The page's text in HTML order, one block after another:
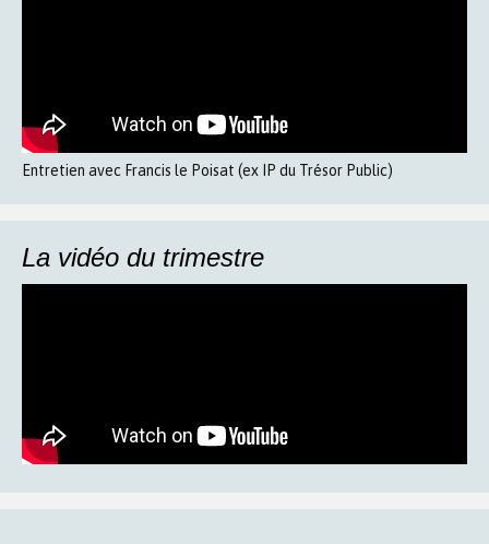
Entretien avec Francis le Poisat (ex IP du Trésor Public)
La vidéo du trimestre